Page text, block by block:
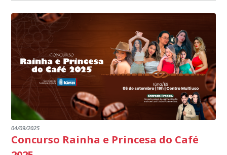
04/09/2025
Concurso Rainha e Princesa do Café